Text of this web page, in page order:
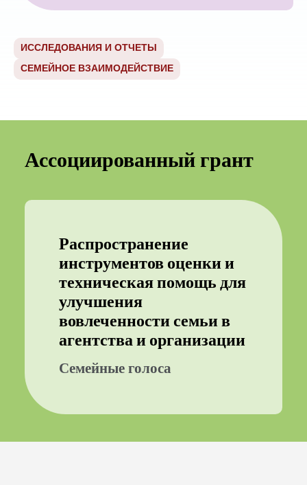
ИССЛЕДОВАНИЯ И ОТЧЕТЫ
СЕМЕЙНОЕ ВЗАИМОДЕЙСТВИЕ
Ассоциированный грант
Распространение
инструментов оценки и
техническая помощь для
улучшения
вовлеченности семьи в
агентства и организации
Семейные голоса